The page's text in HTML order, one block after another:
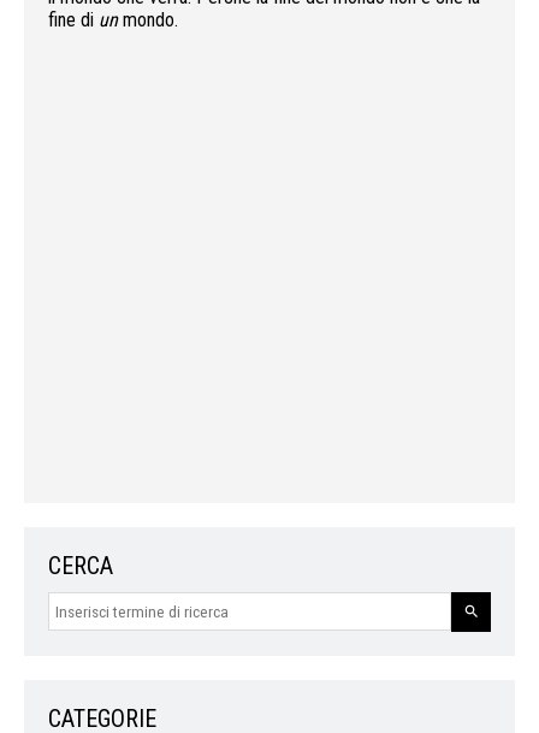
fine di unmondo.
CERCA
CATEGORIE